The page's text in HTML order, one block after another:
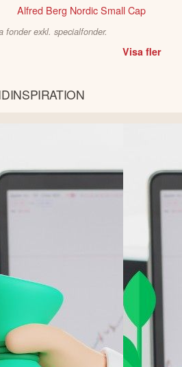
Alfred Berg Nordic Small Cap
fonder exkl. specialfonder.
Visa fler